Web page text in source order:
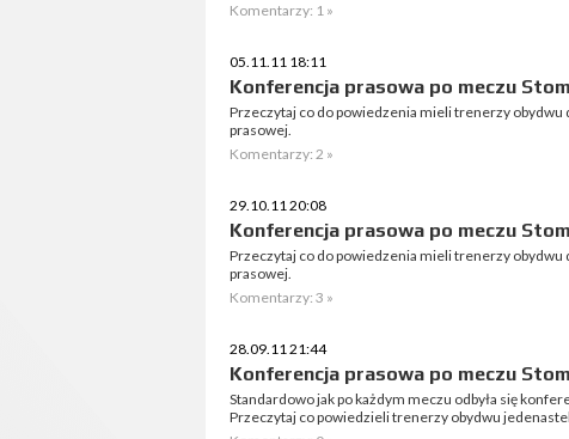
Komentarzy: 1 »
05.11.11 18:11
Konferencja prasowa po meczu
Przeczytaj co do powiedzenia mieli trenerzy
prasowej.
Komentarzy: 2 »
29.10.11 20:08
Konferencja prasowa po meczu
Przeczytaj co do powiedzenia mieli trenerzy
prasowej.
Komentarzy: 3 »
28.09.11 21:44
Konferencja prasowa po meczu
Standardowo jak po każdym meczu odbyła się
Przeczytaj co powiedzieli trenerzy obydwu